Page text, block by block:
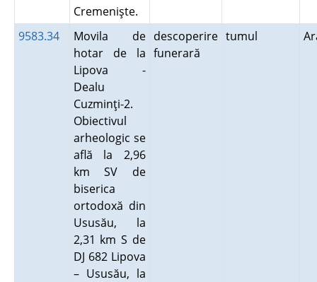
Cremenişte.
9583.34
Movila de
hotar de la
Lipova -
Dealu
Cuzminţi-2.
Obiectivul
arheologic se
află la 2,96
km SV de
biserica
ortodoxă din
Ususău, la
2,31 km S de
DJ 682 Lipova
– Ususău, la
descoperire
funerară
tumul